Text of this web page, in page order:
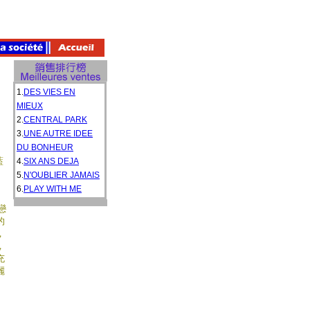
1.DES VIES EN
MIEUX
2.CENTRAL PARK
3.UNE AUTRE IDEE
DU BONHEUR
4.SIX ANS DEJA
5.N'OUBLIER JAMAIS
6.PLAY WITH ME